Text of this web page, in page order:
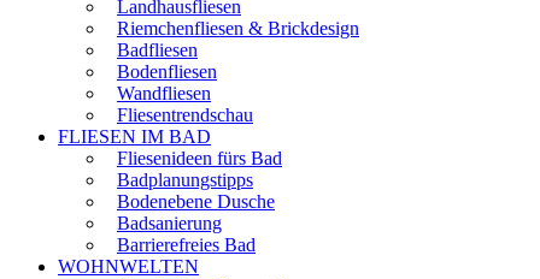
Landhausfliesen
Riemchenfliesen & Brickdesign
Badfliesen
Bodenfliesen
Wandfliesen
Fliesentrendschau
FLIESEN IM BAD
Fliesenideen fürs Bad
Badplanungstipps
Bodenebene Dusche
Badsanierung
Barrierefreies Bad
WOHNWELTEN